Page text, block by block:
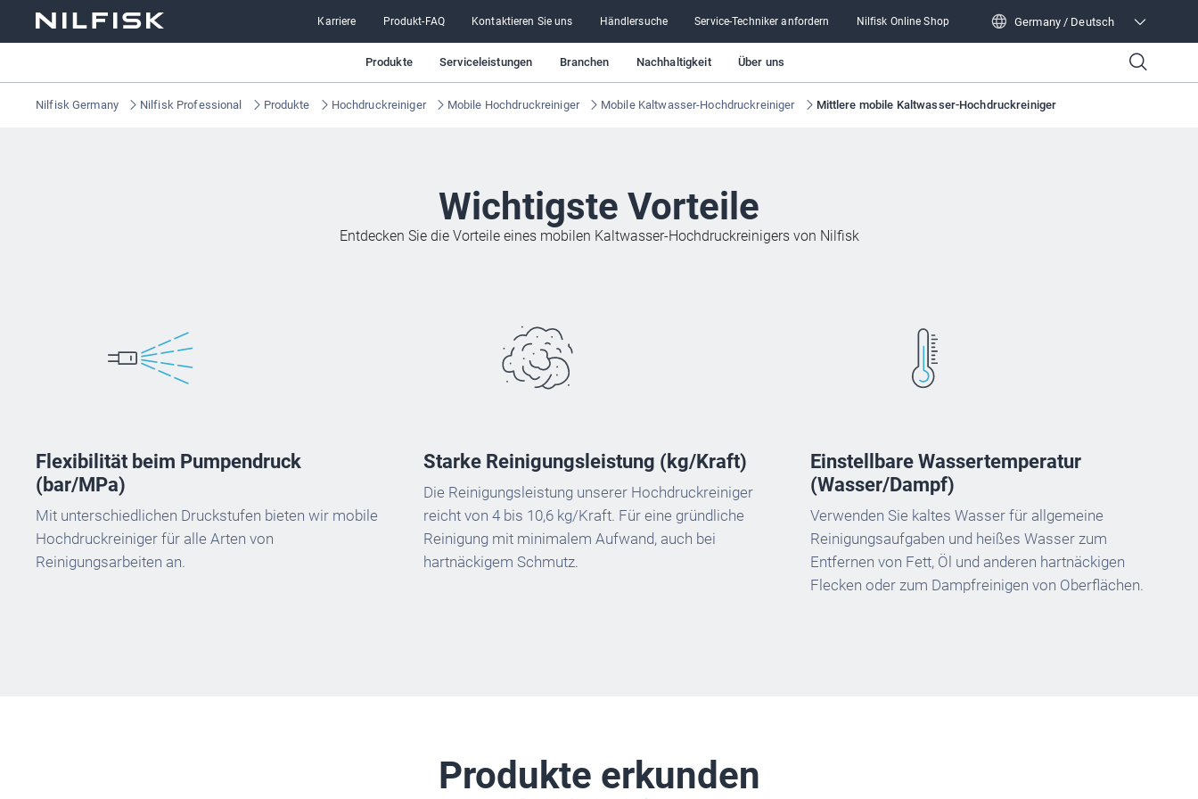
Karriere Produkt-FAQ Kontaktieren Sie uns Händlersuche Service-Techniker anfordern Nilfisk Online Shop Germany / Deutsch
Produkte Serviceleistungen Branchen Nachhaltigkeit Über uns
Nilfisk Germany Nilfisk Professional Produkte Hochdruckreiniger Mobile Hochdruckreiniger Mobile Kaltwasser-Hochdruckreiniger Mittlere mobile Kaltwasser-Hochdruckreiniger
Wichtigste Vorteile
Entdecken Sie die Vorteile eines mobilen Kaltwasser-Hochdruckreinigers von Nilfisk
Flexibilität beim Pumpendruck
(bar/MPa)
Mit unterschiedlichen Druckstufen bieten wir mobile
Hochdruckreiniger für alle Arten von
Reinigungsarbeiten an.
Starke Reinigungsleistung (kg/Kraft)
Die Reinigungsleistung unserer Hochdruckreiniger
reicht von 4 bis 10,6 kg/Kraft. Für eine gründliche
Reinigung mit minimalem Aufwand, auch bei
hartnäckigem Schmutz.
Einstellbare Wassertemperatur
(Wasser/Dampf)
Verwenden Sie kaltes Wasser für allgemeine
Reinigungsaufgaben und heißes Wasser zum
Entfernen von Fett, Öl und anderen hartnäckigen
Flecken oder zum Dampfreinigen von Oberflächen.
Produkte erkunden